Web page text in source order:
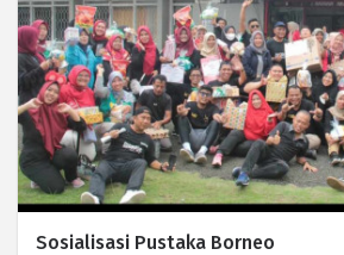
Sosialisasi Pustaka Borneo